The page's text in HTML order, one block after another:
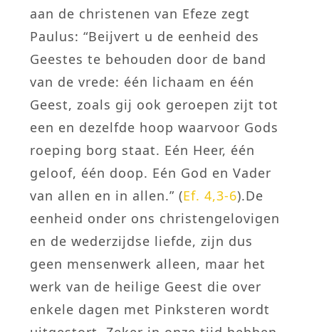
aan de christenen van Efeze zegt
Paulus: “Beijvert u de eenheid des
Geestes te behouden door de band
van de vrede: één lichaam en één
Geest, zoals gij ook geroepen zijt tot
een en dezelfde hoop waarvoor Gods
roeping borg staat. Eén Heer, één
geloof, één doop. Eén God en Vader
van allen en in allen.” (Ef. 4,3-6).De
eenheid onder ons christengelovigen
en de wederzijdse liefde, zijn dus
geen mensenwerk alleen, maar het
werk van de heilige Geest die over
enkele dagen met Pinksteren wordt